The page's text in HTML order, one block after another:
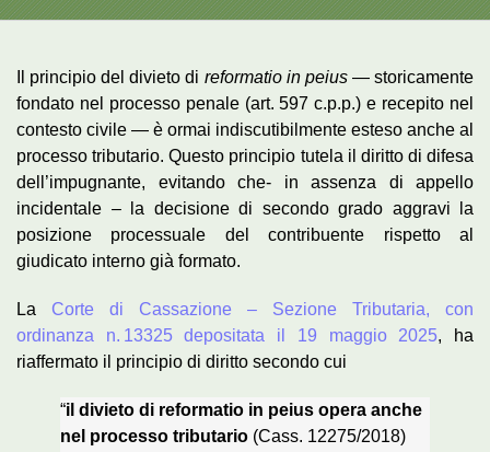
Il principio del divieto di reformatio in peius— storicamente
fondato nel processo penale (art. 597 c.p.p.) e recepito nel
contesto civile — è ormai indiscutibilmente esteso anche al
processo tributario. Questo principio tutela il diritto di difesa
dell’impugnante, evitando che- in assenza di appello
incidentale – la decisione di secondo grado aggravi la
posizione processuale del contribuente rispetto al
giudicato interno già formato.
La Corte di Cassazione – Sezione Tributaria, con
ordinanza n. 13325 depositata il 19 maggio 2025, ha
riaffermato il principio di diritto secondo cui
“il divieto di reformatio in peius opera anche
nel processo tributario (Cass. 12275/2018)